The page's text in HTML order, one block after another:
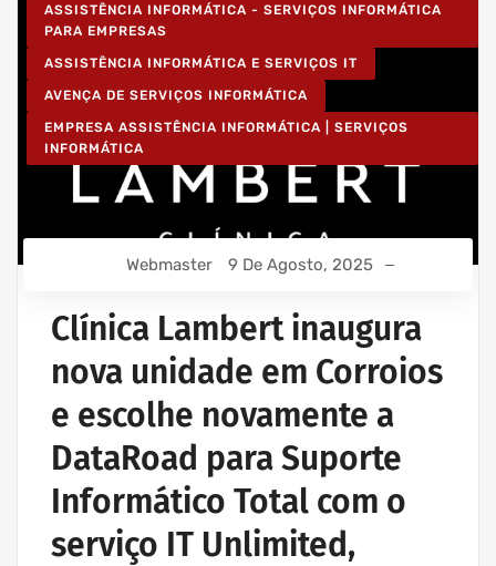
ASSISTÊNCIA INFORMÁTICA - SERVIÇOS INFORMÁTICA
PARA EMPRESAS
ASSISTÊNCIA INFORMÁTICA E SERVIÇOS IT
AVENÇA DE SERVIÇOS INFORMÁTICA
EMPRESA ASSISTÊNCIA INFORMÁTICA | SERVIÇOS
INFORMÁTICA
Webmaster 9 De Agosto, 2025
Clínica Lambert inaugura
nova unidade em Corroios
e escolhe novamente a
DataRoad para Suporte
Informático Total com o
serviço IT Unlimited,